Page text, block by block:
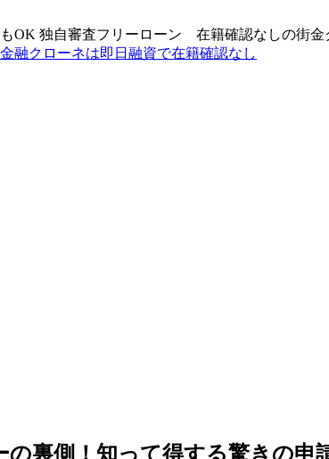
OK 独自審査フリーローン 在籍確認なしの街金
融クローネは即日融資で在籍確認なし
の裏側！知って得する驚きの申